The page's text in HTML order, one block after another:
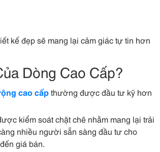
kế đẹp sẽ mang lại cảm giác tự tin hơn
Dòng Cao Cấp?
cao cấpthường được đầu tư kỹ hơn
kiểm soát chặt chẽ nhằm mang lại trải
nhiều người sẵn sàng đầu tư cho
giá bán.